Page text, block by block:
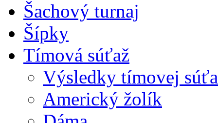
Šachový turnaj
Šípky
Tímová súťaž
Výsledky tímovej
Americký žolík